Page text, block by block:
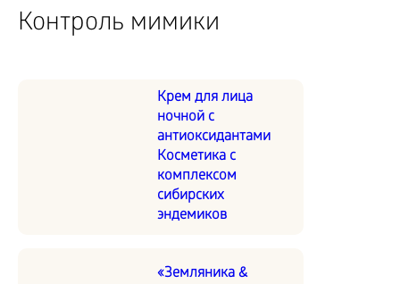
Контроль мимики
Крем для лица
ночной с
антиоксидантами
Косметика с
комплексом
сибирских
эндемиков
«Земляника &